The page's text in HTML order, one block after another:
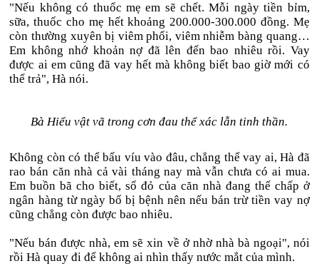
"Nếu không có thuốc mẹ em sẽ chết. Mỗi ngày tiền bỉm,
sữa, thuốc cho mẹ hết khoảng 200.000-300.000 đồng. Mẹ
còn thường xuyên bị viêm phổi, viêm nhiễm bàng quang…
Em không nhớ khoản nợ đã lên đến bao nhiêu rồi. Vay
được ai em cũng đã vay hết mà không biết bao giờ mới có
thể trả", Hà nói.
Bà Hiểu vật vã trong cơn đau thể xác lẫn tinh thần.
Không còn có thể bấu víu vào đâu, chẳng thể vay ai, Hà đã
rao bán căn nhà cả vài tháng nay mà vẫn chưa có ai mua.
Em buồn bã cho biết, sổ đỏ của căn nhà đang thế chấp ở
ngân hàng từ ngày bố bị bệnh nên nếu bán trừ tiền vay nợ
cũng chẳng còn được bao nhiêu.
"Nếu bán được nhà, em sẽ xin về ở nhờ nhà bà ngoại", nói
rồi Hà quay đi để không ai nhìn thấy nước mắt của mình.